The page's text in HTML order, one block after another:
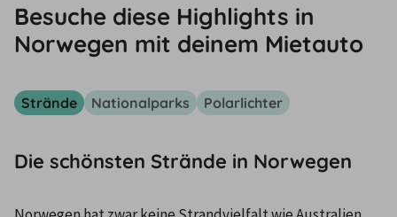
Besuche diese Highlights in
Norwegen mit deinem Mietauto
Strände Nationalparks Polarlichter
Die schönsten Strände in Norwegen